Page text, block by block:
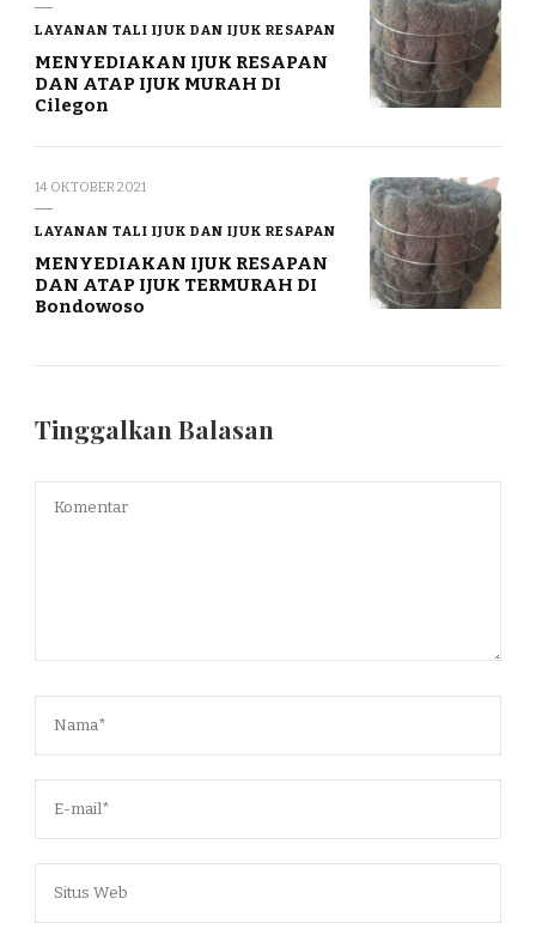
LAYANAN TALI IJUK DAN IJUK RESAPAN
MENYEDIAKAN IJUK RESAPAN
DAN ATAP IJUK MURAH DI
Cilegon
14 OKTOBER 2021
LAYANAN TALI IJUK DAN IJUK RESAPAN
MENYEDIAKAN IJUK RESAPAN
DAN ATAP IJUK TERMURAH DI
Bondowoso
Tinggalkan Balasan